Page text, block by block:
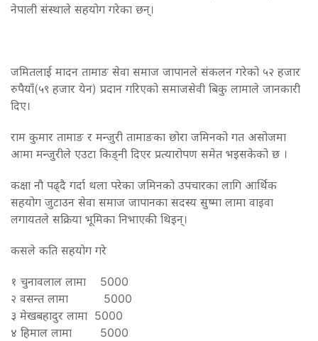
नेपाली संस्थाले सहयोग गरेका छन्।
जमितलाई मादन तामाङ सेवा समाज जापानले संकलन गरेको ५२ हजार
रुपैयाँ(५९ हजार येन) प्रदान गरिएको समाजसेवी बिकु लामाले जानकारी
दिए।
राम कुमार तामाङ र मन्जुरी तामाङका छोरा जमिनको गत असोजमा
आमा मन्जुरीले एउटा किड्नी दिएर प्रत्यारोपण समेत भइसकेको छ ।
कक्षा नौ पढ्दै गर्दा थला परेका जमिनको उपचारका लागि आर्थिक
सहयोग जुटाउन सेवा समाज जापानका सदस्य सुष्मा लामा वाइवा
लगायतले सक्रिया भूमिका निभाएकी थिइन्।
कसले कति सहयोग गरे
१ चुनावलाल लामा 5000
२ वसन्त लामा 5000
३ मेखबहादुर लामा 5000
४ हिमाल लामा 5000